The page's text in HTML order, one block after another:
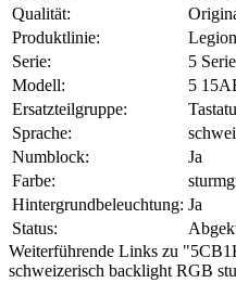
Qualität:
Produktlinie:
Legion
Serie:
5
Modell:
5
Ersatzteilgruppe:
Sprache:
Numblock:
Ja
Farbe:
Hintergrundbeleuchtung: Ja
Status:
Weiterführende Links zu
schweizerisch backlight RGB